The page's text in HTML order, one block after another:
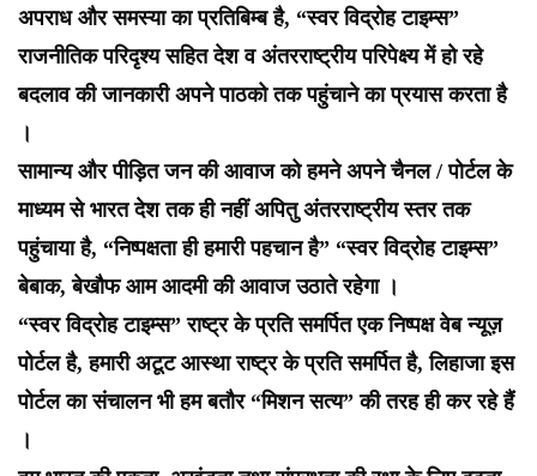
अपराध और समस्या का प्रतिबिम्ब है, “स्वर विद्रोह टाइम्स”
राजनीतिक परिदृश्य सहित देश व अंतरराष्ट्रीय परिपेक्ष्य में हो रहे
बदलाव की जानकारी अपने पाठको तक पहुंचाने का प्रयास करता है
।
सामान्य और पीड़ित जन की आवाज को हमने अपने चैनल / पोर्टल के
माध्यम से भारत देश तक ही नहीं अपितु अंतरराष्ट्रीय स्तर तक
पहुंचाया है, “निष्पक्षता ही हमारी पहचान है” “स्वर विद्रोह टाइम्स”
बेबाक, बेखौफ आम आदमी की आवाज उठाते रहेगा ।
“स्वर विद्रोह टाइम्स” राष्ट्र के प्रति समर्पित एक निष्पक्ष वेब न्यूज़
पोर्टल है, हमारी अटूट आस्था राष्ट्र के प्रति समर्पित है, लिहाजा इस
पोर्टल का संचालन भी हम बतौर “मिशन सत्य” की तरह ही कर रहे हैं
।